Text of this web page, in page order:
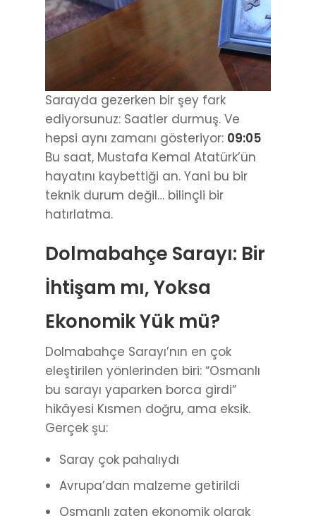
Sarayda gezerken bir şey fark
ediyorsunuz: Saatler durmuş. Ve
hepsi aynı zamanı gösteriyor: 09:05
Bu saat, Mustafa Kemal Atatürk’ün
hayatını kaybettiği an. Yani bu bir
teknik durum değil… bilinçli bir
hatırlatma.
Dolmabahçe Sarayı: Bir
İhtişam mı, Yoksa
Ekonomik Yük mü?
Dolmabahçe Sarayı’nın en çok
eleştirilen yönlerinden biri: “Osmanlı
bu sarayı yaparken borca girdi”
hikâyesi Kısmen doğru, ama eksik.
Gerçek şu:
Saray çok pahalıydı
Avrupa’dan malzeme getirildi
Osmanlı zaten ekonomik olarak